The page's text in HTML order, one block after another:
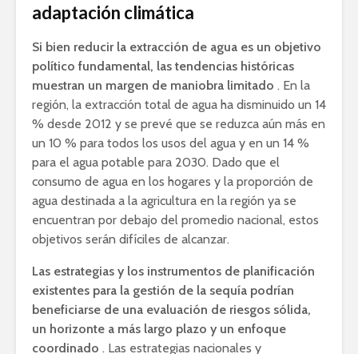
adaptación climática
Si bien reducir la extracción de agua es un objetivo
político fundamental, las tendencias históricas
muestran un margen de maniobra limitado . En la
región, la extracción total de agua ha disminuido un 14
% desde 2012 y se prevé que se reduzca aún más en
un 10 % para todos los usos del agua y en un 14 %
para el agua potable para 2030. Dado que el
consumo de agua en los hogares y la proporción de
agua destinada a la agricultura en la región ya se
encuentran por debajo del promedio nacional, estos
objetivos serán difíciles de alcanzar.
Las estrategias y los instrumentos de planificación
existentes para la gestión de la sequía podrían
beneficiarse de una evaluación de riesgos sólida,
un horizonte a más largo plazo y un enfoque
coordinado . Las estrategias nacionales y